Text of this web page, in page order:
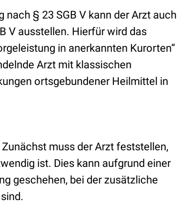
§ 23 SGB V kann der Arzt auch
V ausstellen. Hierfür wird das
in anerkannten Kurorten“
Arzt mit klassischen
ortsgebundener Heilmittel in
Zunächst muss der Arzt feststellen,
ist. Dies kann aufgrund einer
geschehen, bei der zusätzliche